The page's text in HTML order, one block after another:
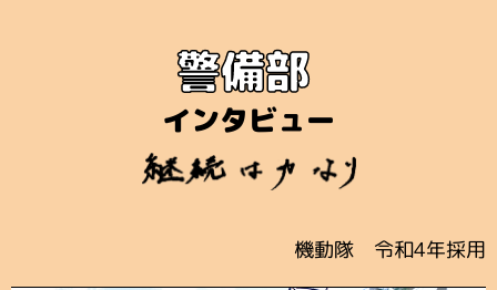
警備部
インタビュー
機動隊 令和4年採用